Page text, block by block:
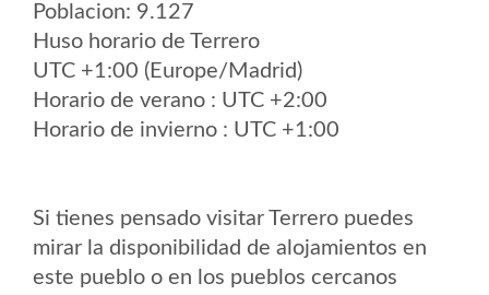
Poblacion: 9.127
Huso horario de Terrero
UTC +1:00 (Europe/Madrid)
Horario de verano : UTC +2:00
Horario de invierno : UTC +1:00
Si tienes pensado visitar Terrero puedes
mirar la disponibilidad de alojamientos en
este pueblo o en los pueblos cercanos